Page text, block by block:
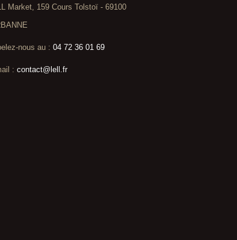
Market, 159 Cours Tolstoï - 69100
nous au : 04 72 36 01 69
: contact@lell.fr